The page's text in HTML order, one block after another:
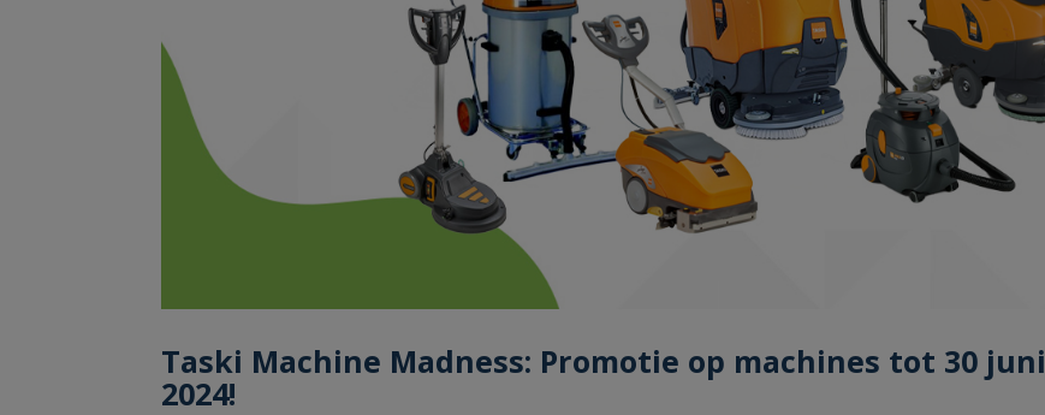
Taski Machine Madness: Promotie op machines tot 30 juni
2024!